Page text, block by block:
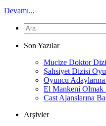
Devamı...
Son Yazılar
Mucize Doktor
Şahsiyet Dizisi
Oyuncu
El Mankeni Olmak
Cast Ajanslarına
Arşivler